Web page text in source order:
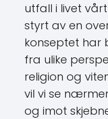
utfall i livet
styrt av en
konseptet har
fra ulike
religion og
vil vi se
og imot